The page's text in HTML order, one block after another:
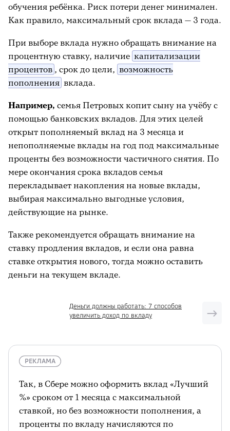
обучения ребёнка. Риск потери денег минимален.
Как правило, максимальный срок вклада — 3 года.
При выборе вклада нужно обращать внимание на
процентную ставку, наличие капитализации
процентов , срок до цели, возможность
пополнения вклада.
Например, семья Петровых копит сыну на учёбу с
помощью банковских вкладов. Для этих целей
открыт пополняемый вклад на 3 месяца и
непополняемые вклады на год под максимальные
проценты без возможности частичного снятия. По
мере окончания срока вкладов семья
перекладывает накопления на новые вклады,
выбирая максимально выгодные условия,
действующие на рынке.
Также рекомендуется обращать внимание на
ставку продления вкладов, и если она равна
ставке открытия нового, тогда можно оставить
деньги на текущем вкладе.
Деньги должны работать: 7 способов
увеличить доход по вкладу
РЕКЛАМА
Так, в Сбере можно оформить вклад «Лучший
%» сроком от 1 месяца с максимальной
ставкой, но без возможности пополнения, а
проценты по вкладу начисляются по